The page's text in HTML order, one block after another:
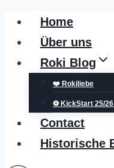
Zum
Inhalt
springen
Home
Über uns
Roki Blog
❤️ Rokiliebe
⚽ KickStart 25/
Contact
Historische